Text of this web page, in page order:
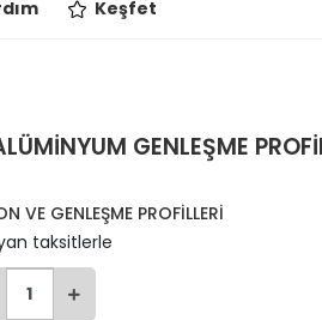
Keşfet
GENLEŞME
VE GENLEŞME PROFİLLERİ
taksitlerle